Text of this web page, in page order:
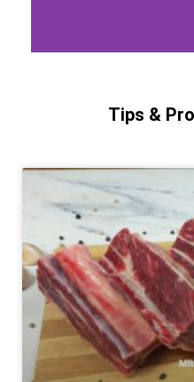
Tips &